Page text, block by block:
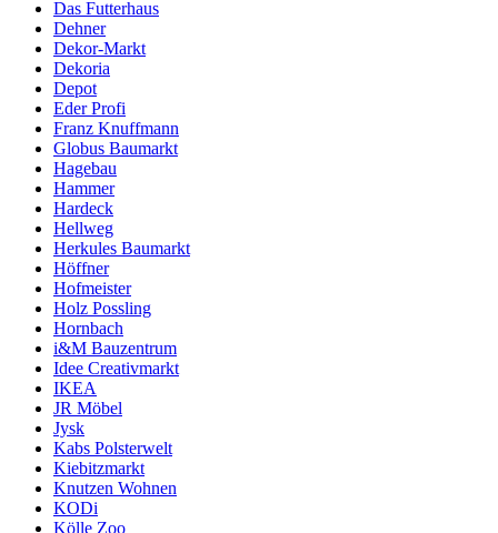
Das Futterhaus
Dehner
Dekor-Markt
Dekoria
Depot
Eder Profi
Franz Knuffmann
Globus Baumarkt
Hagebau
Hammer
Hardeck
Hellweg
Herkules Baumarkt
Höffner
Hofmeister
Holz Possling
Hornbach
i&M Bauzentrum
Idee Creativmarkt
IKEA
JR Möbel
Jysk
Kabs Polsterwelt
Kiebitzmarkt
Knutzen Wohnen
KODi
Kölle Zoo